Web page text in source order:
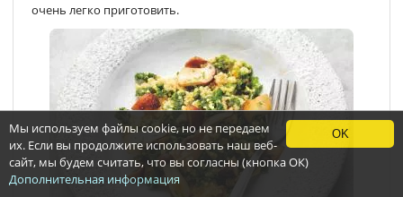
очень легко приготовить.
OK
Мы используем файлы cookie, но не передаем
их. Если вы продолжите использовать наш веб-
сайт, мы будем считать, что вы согласны (кнопка ОК)
Дополнительная информация